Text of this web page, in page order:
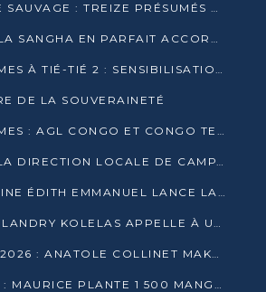
TRAFIC DE FAUNE SAUVAGE : TREIZE PRÉSUMÉS TRAFIQUANTS INTERPELLÉS AU CONGO EN 2025
LA LIKOUALA ET LA SANGHA EN PARFAIT ACCORD AVEC LE PROJET DE SOCIÉTÉ DU CANDIDAT DENIS SASSOU-N’GUESSO
DROITS DES FEMMES À TIÉ-TIÉ 2 : SENSIBILISATION ET PÉDAGOGIE SUR LE DROIT DE VOTE
DE LA SOUVERAINETÉ
DROITS DES FEMMES : AGL CONGO ET CONGO TERMINAL METTENT EN AVANT LE LEADERSHIP FÉMININ
GOMA TSÉ-TSÉ : LA DIRECTION LOCALE DE CAMPAGNE INTENSIFIE LA SENSIBILISATION DANS LES VILLAGES
MAKOUA : DELPHINE ÉDITH EMMANUEL LANCE LA CAMPAGNE POUR DENIS SASSOU-N’GUESSO
À MAKÉLÉKÉLÉ 1, LANDRY KOLELAS APPELLE À UNE MOBILISATION MASSIVE EN FAVEUR DE DENIS SASSOU-N’GUESSO
PRÉSIDENTIELLE 2026 : ANATOLE COLLINET MAKOSSO DÉFEND LE PROJET DE SOCIÉTÉ DE DENIS SASSOU NGUESSO
ENVIRONNEMENT : MAURICE PLANTE 1 500 MANGROVES POUR HONORER WANGARI MAATHAI